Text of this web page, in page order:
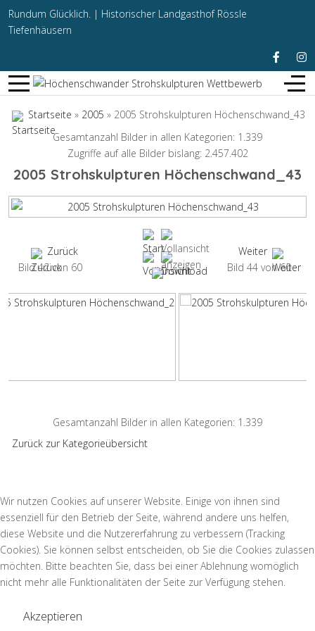
Rundum Glücklich. | Historischer Landgasthof Rössle
Tiefenhäusern
Startseite » 2005 » 2005 Strohskulpturen Höchenschwand_43
Gesamtanzahl Bilder in allen Kategorien: 1.339
Zugriffe auf alle Bilder bislang: 2.457.402
2005 Strohskulpturen Höchenschwand_43
Zurück
Bild 42 von 60
Weiter
Bild 44 von 60
Gesamtanzahl Bilder in allen Kategorien: 1.339
Zurück zur Kategorieübersicht
Wir nutzen Cookies auf unserer Website. Einige von ihnen sind
essenziell für den Betrieb der Seite, während andere uns helfen,
diese Website und die Nutzererfahrung zu verbessern (Tracking
Cookies). Sie können selbst entscheiden, ob Sie die Cookies zulassen
möchten. Bitte beachten Sie, dass bei einer Ablehnung womöglich
nicht mehr alle Funktionalitäten der Seite zur Verfügung stehen.
Akzeptieren